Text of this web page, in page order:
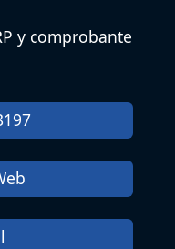
y comprobante